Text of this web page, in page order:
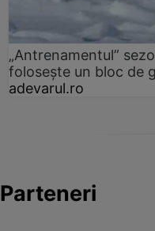
„Antrenamentul”
folosește un bloc de
adevarul.ro
Parteneri